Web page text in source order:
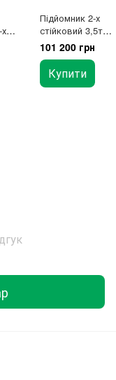
Підйомник 2-х
стійковий 3,5т
синхронізацією
101 200 грн
Купити